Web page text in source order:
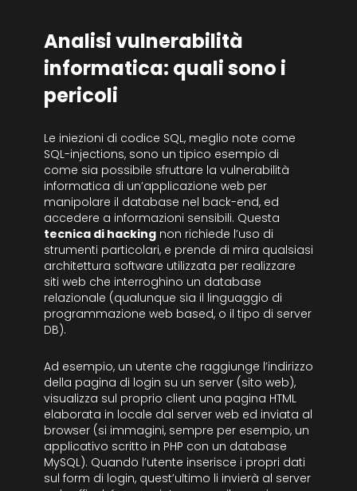
Analisi vulnerabilità
informatica: quali sono i
pericoli
Le iniezioni di codice SQL, meglio note come
SQL-injections, sono un tipico esempio di
come sia possibile sfruttare la vulnerabilità
informatica di un’applicazione web per
manipolare il database nel back-end, ed
accedere a informazioni sensibili. Questa
tecnica di hacking non richiede l’uso di
strumenti particolari, e prende di mira qualsiasi
architettura software utilizzata per realizzare
siti web che interroghino un database
relazionale (qualunque sia il linguaggio di
programmazione web based, o il tipo di server
DB).
Ad esempio, un utente che raggiunge l’indirizzo
della pagina di login su un server (sito web),
visualizza sul proprio client una pagina HTML
elaborata in locale dal server web ed inviata al
browser (si immagini, sempre per esempio, un
applicativo scritto in PHP con un database
MySQL). Quando l’utente inserisce i propri dati
sul form di login, quest’ultimo li invierà al server